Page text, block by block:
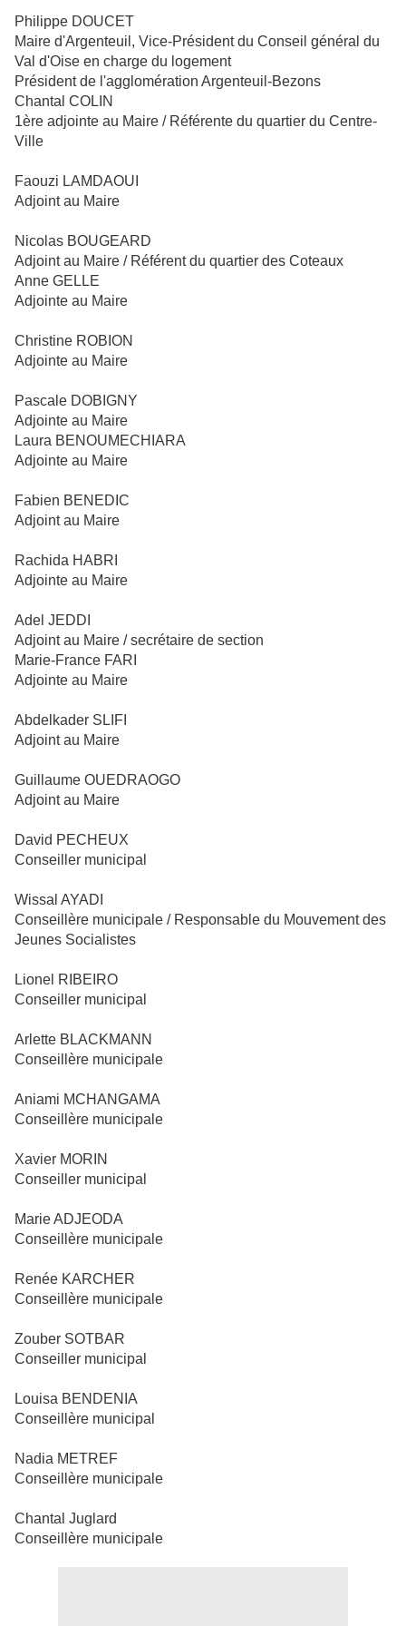
Philippe DOUCET
Maire d'Argenteuil, Vice-Président du Conseil général du
Val d'Oise en charge du logement
Président de l'agglomération Argenteuil-Bezons
Chantal COLIN
1ère adjointe au Maire / Référente du quartier du Centre-
Ville
Faouzi LAMDAOUI
Adjoint au Maire
Nicolas BOUGEARD
Adjoint au Maire / Référent du quartier des Coteaux
Anne GELLE
Adjointe au Maire
Christine ROBION
Adjointe au Maire
Pascale DOBIGNY
Adjointe au Maire
Laura BENOUMECHIARA
Adjointe au Maire
Fabien BENEDIC
Adjoint au Maire
Rachida HABRI
Adjointe au Maire
Adel JEDDI
Adjoint au Maire / secrétaire de section
Marie-France FARI
Adjointe au Maire
Abdelkader SLIFI
Adjoint au Maire
Guillaume OUEDRAOGO
Adjoint au Maire
David PECHEUX
Conseiller municipal
Wissal AYADI
Conseillère municipale / Responsable du Mouvement des
Jeunes Socialistes
Lionel RIBEIRO
Conseiller municipal
Arlette BLACKMANN
Conseillère municipale
Aniami MCHANGAMA
Conseillère municipale
Xavier MORIN
Conseiller municipal
Marie ADJEODA
Conseillère municipale
Renée KARCHER
Conseillère municipale
Zouber SOTBAR
Conseiller municipal
Louisa BENDENIA
Conseillère municipal
Nadia METREF
Conseillère municipale
Chantal Juglard
Conseillère municipale